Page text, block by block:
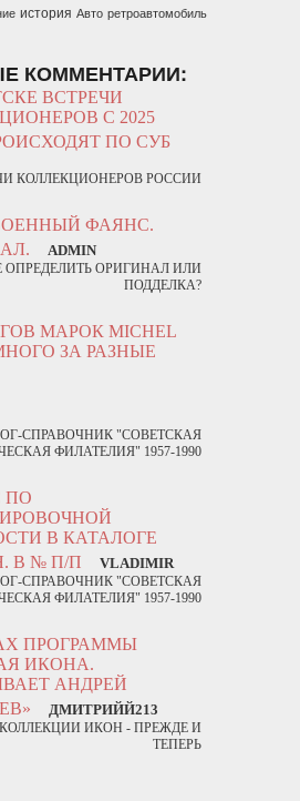
история Авто ретроавтомобиль
КОММЕНТАРИИ:
ВСТРЕЧИ
С 2025
ПО СУБ
КОЛЛЕКЦИОНЕРОВ РОССИИ
ФАЯНС.
ADMIN
ОРИГИНАЛ ИЛИ
ПОДДЕЛКА?
МАРОК MICHEL
ЗА РАЗНЫЕ
СПРАВОЧНИК "СОВЕТСКАЯ
ФИЛАТЕЛИЯ" 1957-1990
ПО
В КАТАЛОГЕ
В № П/П
VLADIMIR
СПРАВОЧНИК "СОВЕТСКАЯ
ФИЛАТЕЛИЯ" 1957-1990
ПРОГРАММЫ
ИКОНА.
АНДРЕЙ
ДМИТРИЙЙ213
ИКОН - ПРЕЖДЕ И
ТЕПЕРЬ